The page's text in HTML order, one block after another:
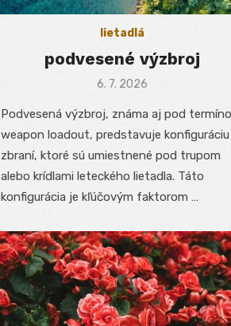
lietadlá
podvesené výzbroj
Posted
6. 7. 2026
Podvesená výzbroj, známa aj pod
weapon loadout, predstavuje konfiguráciu
zbraní, ktoré sú umiestnené pod trupom
alebo krídlami leteckého lietadla. Táto
konfigurácia je kľúčovým faktorom …